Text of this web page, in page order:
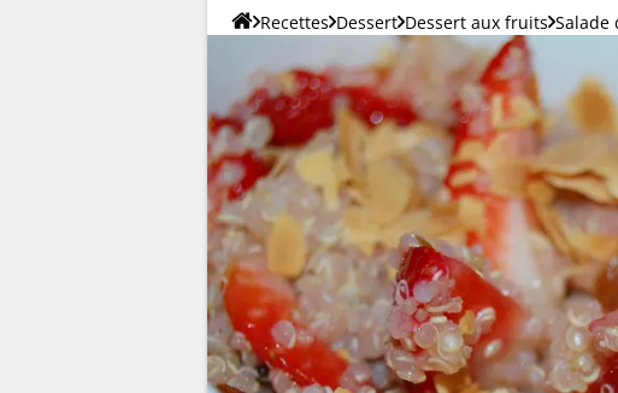
Recettes Dessert Dessert aux fruits Salade